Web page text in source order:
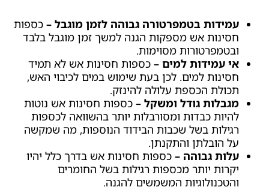
עמידות בטמפרטורה גבוהה לזמן מוגבל – כספות
חסינות אש מספקות הגנה למשך זמן מוגבל בלבד
ובטמפרטורות מסוימות.
אי עמידות למים – כספות חסינות אש לא תמיד
חסינות למים. לכן בעת שימוש במים לכיבוי האש,
תכולת הכספת עלולה להינזק.
מגבלות גודל ומשקל – כספות חסינות אש נוטות
להיות כבדות ומסורבלות יותר בהשוואה לכספות
רגילות בשל שכבות הבידוד הנוספות, מה שמקשה
על הובלתן והתקנתן.
עלות גבוהה – כספות חסינות אש בדרך כלל יהיו
יקרות יותר מכספות רגילות בשל החומרים
והטכנולוגיות המשמשים להגנה.